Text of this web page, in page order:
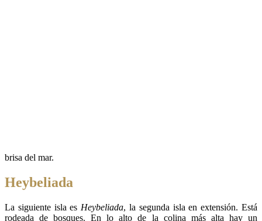
brisa del mar.
Heybeliada
La siguiente isla es Heybeliada, la segunda isla en extensión. Está
rodeada de bosques. En lo alto de la colina más alta hay un